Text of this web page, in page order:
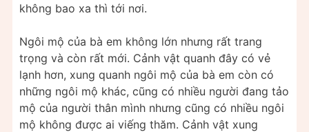
không bao xa thì tới nơi.
Ngôi mộ của bà em không lớn nhưng rất trang
trọng và còn rất mới. Cảnh vật quanh đây có vẻ
lạnh hơn, xung quanh ngôi mộ của bà em còn có
những ngôi mộ khác, cũng có nhiều người đang tảo
mộ của người thân mình nhưng cũng có nhiều ngôi
mộ không được ai viếng thăm. Cảnh vật xung